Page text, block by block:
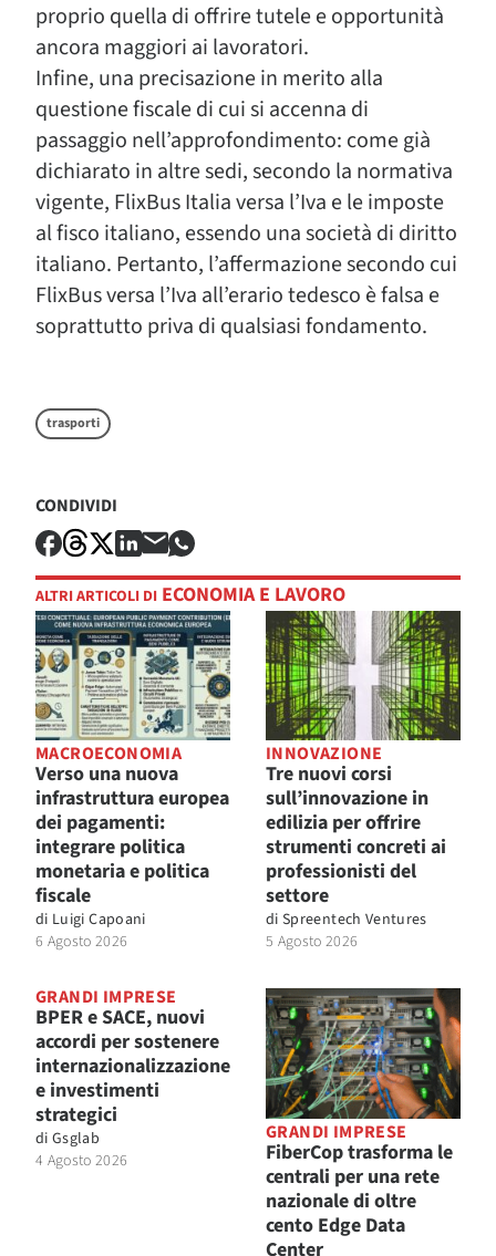
proprio quella di offrire tutele e opportunità
ancora maggiori ai lavoratori.
Infine, una precisazione in merito alla
questione fiscale di cui si accenna di
passaggio nell’approfondimento: come già
dichiarato in altre sedi, secondo la normativa
vigente, FlixBus Italia versa l’Iva e le imposte
al fisco italiano, essendo una società di diritto
italiano. Pertanto, l’affermazione secondo cui
FlixBus versa l’Iva all’erario tedesco è falsa e
soprattutto priva di qualsiasi fondamento.
trasporti
CONDIVIDI
ALTRI ARTICOLI DI ECONOMIA E LAVORO
MACROECONOMIA
Verso una nuova
infrastruttura europea
dei pagamenti:
integrare politica
monetaria e politica
fiscale
di Luigi Capoani
6 Agosto 2026
INNOVAZIONE
Tre nuovi corsi
sull’innovazione in
edilizia per offrire
strumenti concreti ai
professionisti del
settore
di Spreentech Ventures
5 Agosto 2026
GRANDI IMPRESE
BPER e SACE, nuovi
accordi per sostenere
internazionalizzazione
e investimenti
strategici
di Gsglab
4 Agosto 2026
GRANDI IMPRESE
FiberCop trasforma le
centrali per una rete
nazionale di oltre
cento Edge Data
Center